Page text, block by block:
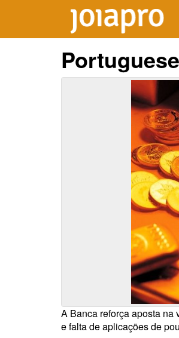
A Banca reforça aposta na
e falta de aplicações de